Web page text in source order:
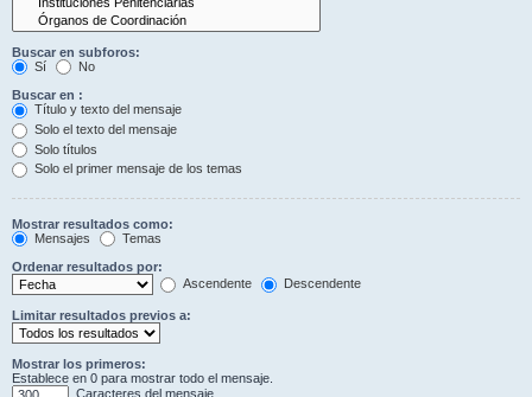
Buscar en subforos:
Sí
No
Buscar en :
Título y texto del mensaje
Solo el texto del mensaje
Solo títulos
Solo el primer mensaje de los temas
Mostrar resultados como:
Mensajes
Temas
Ordenar resultados por:
Ascendente
Descendente
Limitar resultados previos a:
Mostrar los primeros:
Establece en 0 para mostrar todo el mensaje.
Caracteres del mensaje